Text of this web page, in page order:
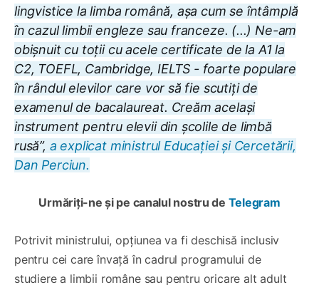
lingvistice la limba română, așa cum se întâmplă
în cazul limbii engleze sau franceze. (...) Ne-am
obișnuit cu toții cu acele certificate de la A1 la
C2, TOEFL, Cambridge, IELTS - foarte populare
în rândul elevilor care vor să fie scutiți de
examenul de bacalaureat. Creăm același
instrument pentru elevii din școlile de limbă
rusă”, a explicat ministrul Educației și Cercetării,
Dan Perciun.
Urmăriți-ne și pe canalul nostru de Telegram
Potrivit ministrului, opțiunea va fi deschisă inclusiv
pentru cei care învață în cadrul programului de
studiere a limbii române sau pentru oricare alt adult